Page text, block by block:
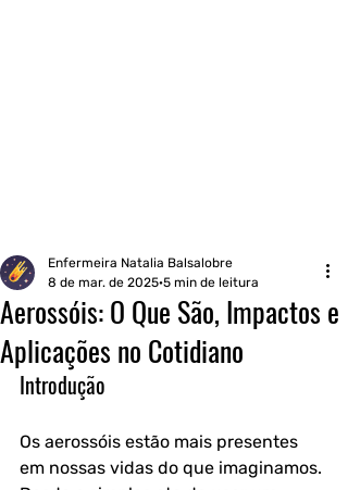
Aerossóis: O Que São, Impactos e
Aplicações no Cotidiano
Enfermeira Natalia Balsalobre
8 de mar. de 2025 5 min de leitura
Introdução
Os aerossóis estão mais presentes
em nossas vidas do que imaginamos.